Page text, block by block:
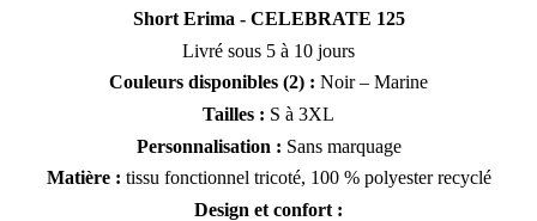
Short Erima - CELEBRATE 125
Livré sous 5 à 10 jours
Couleurs disponibles (2) : Noir – Marine
Tailles : S à 3XL
Personnalisation : Sans marquage
Matière : tissu fonctionnel tricoté, 100 % polyester recyclé
Design et confort :